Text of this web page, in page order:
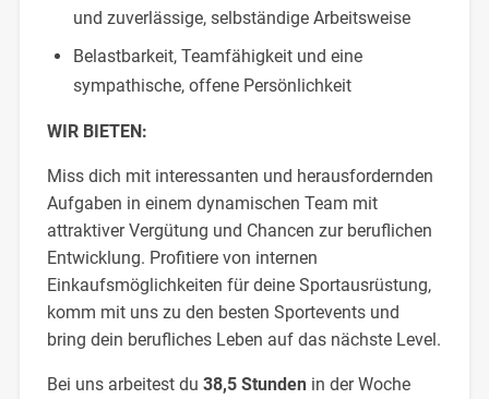
und zuverlässige, selbständige Arbeitsweise
Belastbarkeit, Teamfähigkeit und eine
sympathische, offene Persönlichkeit
WIR BIETEN:
Miss dich mit interessanten und herausfordernden
Aufgaben in einem dynamischen Team mit
attraktiver Vergütung und Chancen zur beruflichen
Entwicklung. Profitiere von internen
Einkaufsmöglichkeiten für deine Sportausrüstung,
komm mit uns zu den besten Sportevents und
bring dein berufliches Leben auf das nächste Level.
Bei uns arbeitest du 38,5 Stundenin der Woche